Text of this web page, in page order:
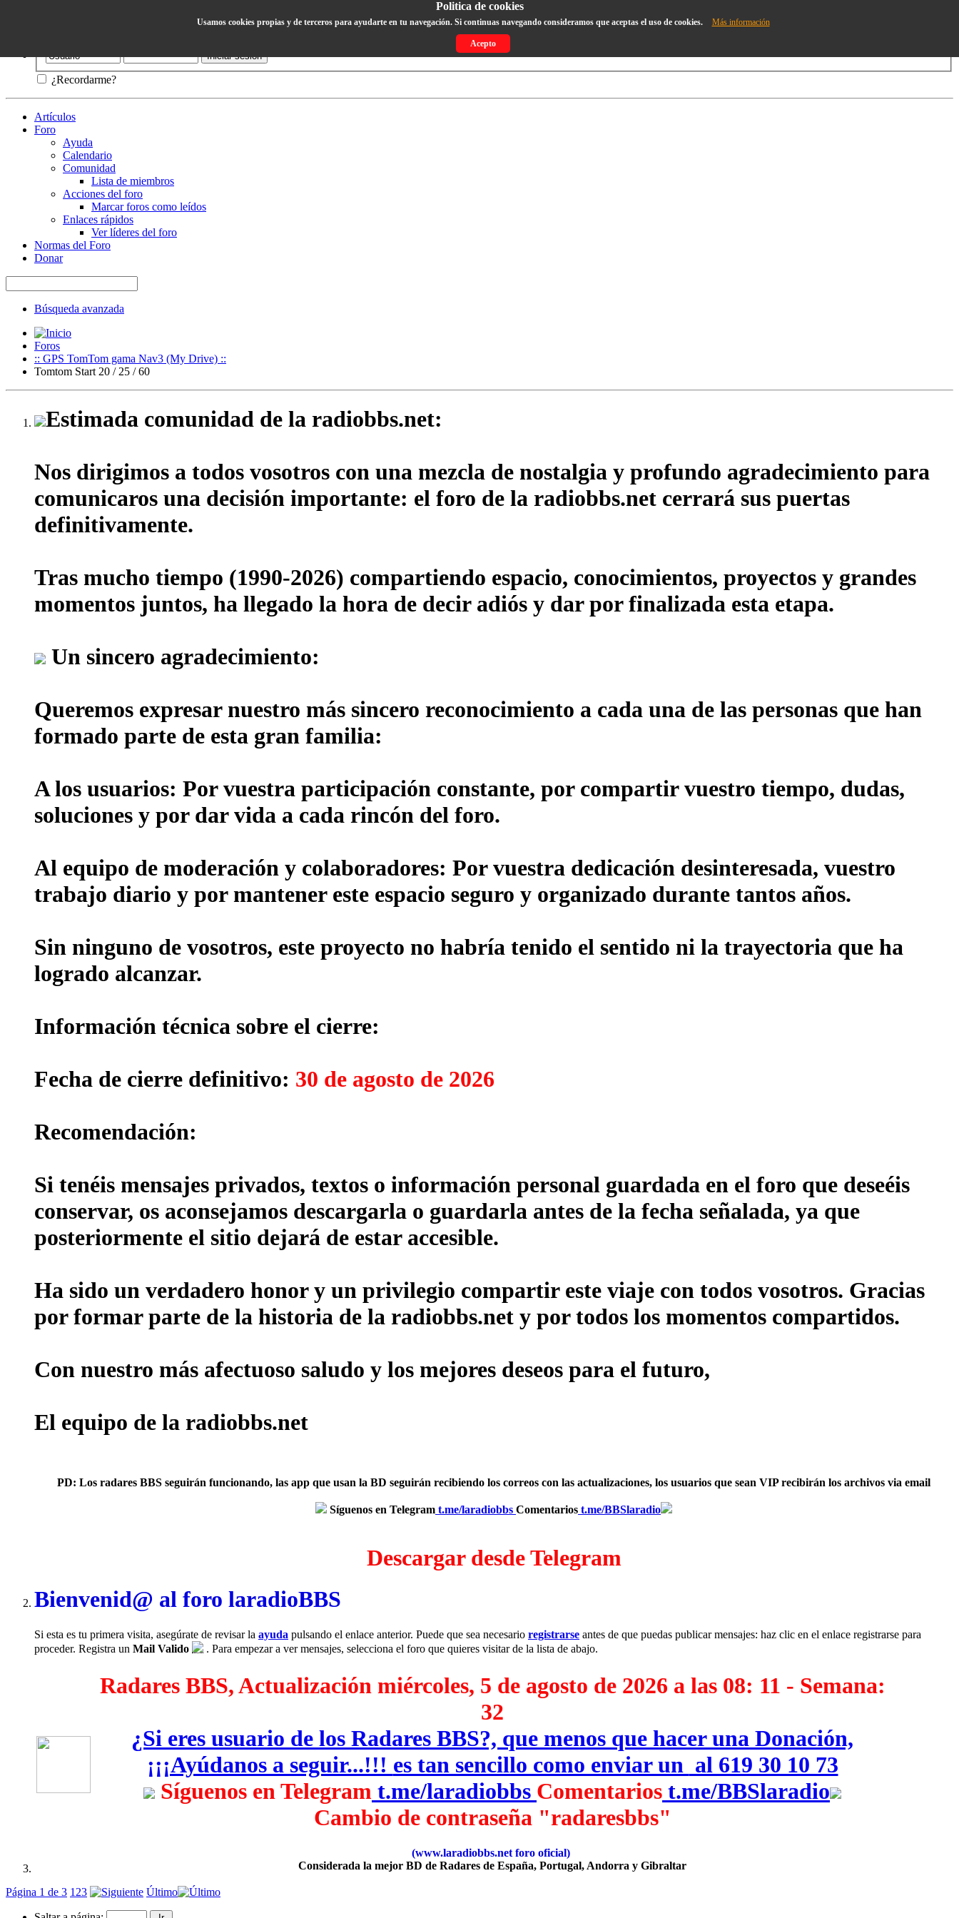
¿Recordarme?
Politica de cookies
Usamos cookies propias y de terceros para ayudarte en tu navegación. Si continuas navegando consideramos que aceptas el uso de cookies. Más información
Acepto
Artículos
Foro
Ayuda
Calendario
Comunidad
Lista de miembros
Acciones del foro
Marcar foros como leídos
Enlaces rápidos
Ver líderes del foro
Normas del Foro
Donar
Búsqueda avanzada
Foros
:: GPS TomTom gama Nav3 (My Drive) ::
Tomtom Start 20 / 25 / 60
Estimada comunidad de la radiobbs.net:
Nos dirigimos a todos vosotros con una mezcla de nostalgia y profundo agradecimiento para
comunicaros una decisión importante: el foro de la radiobbs.net cerrará sus puertas
definitivamente.
Tras mucho tiempo (1990-2026) compartiendo espacio, conocimientos, proyectos y grandes
momentos juntos, ha llegado la hora de decir adiós y dar por finalizada esta etapa.
Un sincero agradecimiento:
Queremos expresar nuestro más sincero reconocimiento a cada una de las personas que han
formado parte de esta gran familia:
A los usuarios: Por vuestra participación constante, por compartir vuestro tiempo, dudas,
soluciones y por dar vida a cada rincón del foro.
Al equipo de moderación y colaboradores: Por vuestra dedicación desinteresada, vuestro
trabajo diario y por mantener este espacio seguro y organizado durante tantos años.
Sin ninguno de vosotros, este proyecto no habría tenido el sentido ni la trayectoria que ha
logrado alcanzar.
Información técnica sobre el cierre:
Fecha de cierre definitivo: 30 de agosto de 2026
Recomendación:
Si tenéis mensajes privados, textos o información personal guardada en el foro que deseéis
conservar, os aconsejamos descargarla o guardarla antes de la fecha señalada, ya que
posteriormente el sitio dejará de estar accesible.
Ha sido un verdadero honor y un privilegio compartir este viaje con todos vosotros. Gracias
por formar parte de la historia de la radiobbs.net y por todos los momentos compartidos.
Con nuestro más afectuoso saludo y los mejores deseos para el futuro,
El equipo de la radiobbs.net
PD: Los radares BBS seguirán funcionando, las app que usan la BD seguirán recibiendo los correos con las actualizaciones, los usuarios que sean VIP recibirán los archivos via email
Síguenos en Telegram t.me/laradiobbs Comentarios t.me/BBSlaradio
Descargar desde Telegram
Bienvenid@ al foro laradioBBS
Si esta es tu primera visita, asegúrate de revisar la ayuda pulsando el enlace anterior. Puede que sea necesario registrarse antes de que puedas publicar mensajes: haz clic en el enlace registrarse para
proceder. Registra un Mail Valido . Para empezar a ver mensajes, selecciona el foro que quieres visitar de la lista de abajo.
Radares BBS, Actualización miércoles, 5 de agosto de 2026 a las 08: 11 - Semana:
32
¿Si eres usuario de los Radares BBS?, que menos que hacer una Donación,
¡¡¡Ayúdanos a seguir...!!! es tan sencillo como enviar un al 619 30 10 73
Síguenos en Telegram t.me/laradiobbs Comentarios t.me/BBSlaradio
Cambio de contraseña "radaresbbs"
(www.laradiobbs.net foro oficial)
Considerada la mejor BD de Radares de España, Portugal, Andorra y Gibraltar
Página 1 de 3 1 23 Último